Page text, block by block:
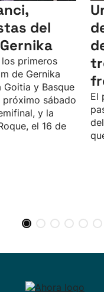
del
primeros
de Gernika
Goitia y Basque
próximo sábado
y la
el 16 de
El